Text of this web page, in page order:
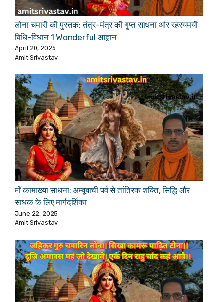
लोना चमारी की पुस्तक: तंत्र-मंत्र की गुप्त साधना और रहस्यमयी
विधि-विधान 1 Wonderful आह्वान
April 20, 2025
Amit Srivastav
माँ कामाख्या साधना: अम्बूबाची पर्व से तांत्रिक शक्ति, सिद्धि और
साधक के लिए मार्गदर्शिका
June 22, 2025
Amit Srivastav